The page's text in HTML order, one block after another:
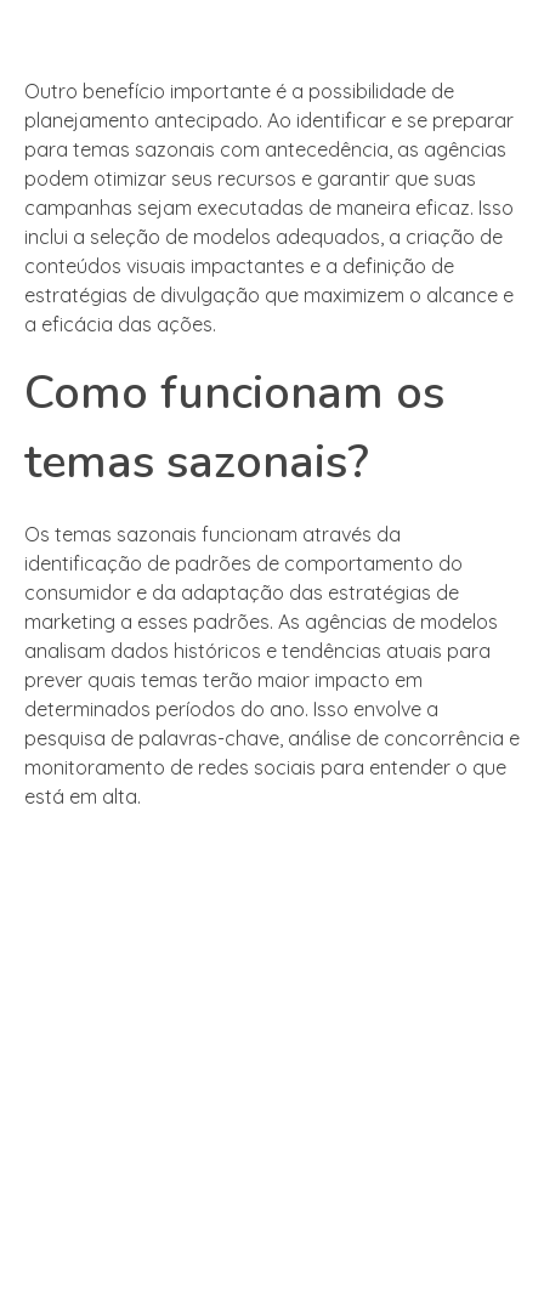
Outro benefício importante é a possibilidade de
planejamento antecipado. Ao identificar e se preparar
para temas sazonais com antecedência, as agências
podem otimizar seus recursos e garantir que suas
campanhas sejam executadas de maneira eficaz. Isso
inclui a seleção de modelos adequados, a criação de
conteúdos visuais impactantes e a definição de
estratégias de divulgação que maximizem o alcance e
a eficácia das ações.
Como funcionam os
temas sazonais?
Os temas sazonais funcionam através da
identificação de padrões de comportamento do
consumidor e da adaptação das estratégias de
marketing a esses padrões. As agências de modelos
analisam dados históricos e tendências atuais para
prever quais temas terão maior impacto em
determinados períodos do ano. Isso envolve a
pesquisa de palavras-chave, análise de concorrência e
monitoramento de redes sociais para entender o que
está em alta.